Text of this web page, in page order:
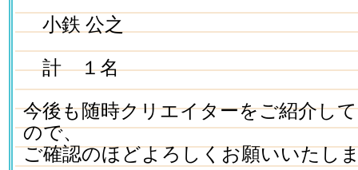
小鉄 公之
計 １名
今後も随時クリエイターをご紹介し
ので、
ご確認のほどよろしくお願いいたし